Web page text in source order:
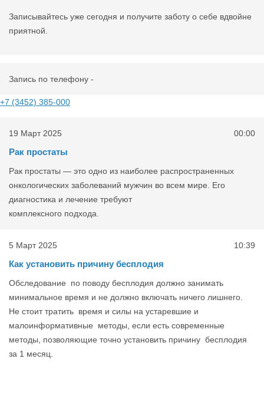
Записывайтесь уже сегодня и получите заботу о себе вдвойне
приятной.
Запись по телефону -
+7 (3452) 385-000
19 Март 2025 00:00
Рак простаты
Рак простаты — это одно из наиболее распространенных
онкологических заболеваний мужчин во всем мире. Его
диагностика и лечение требуют
комплексного подхода.
5 Март 2025 10:39
Как установить причину бесплодия
Обследование по поводу бесплодия должно занимать
минимальное время и не должно включать ничего лишнего.
Не стоит тратить время и силы на устаревшие и
малоинформативные методы, если есть современные
методы, позволяющие точно установить причину бесплодия
за 1 месяц.